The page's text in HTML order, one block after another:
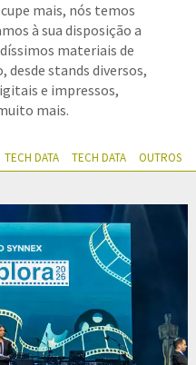
mais, nós temos
à sua disposição a
materiais de
desde stands diversos,
e impressos,
mais.
TECH DATA TECH DATA OUTROS